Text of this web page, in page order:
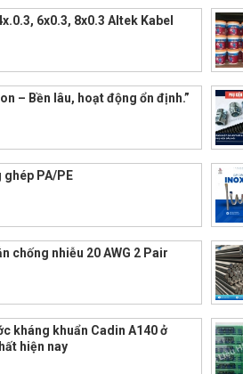
6x0.3, 8x0.3 Altek Kabel
– Bền lâu, hoạt động ổn định.”
PA/PE
chống nhiễu 20 AWG 2 Pair
kháng khuẩn Cadin A140 ở
hiện nay